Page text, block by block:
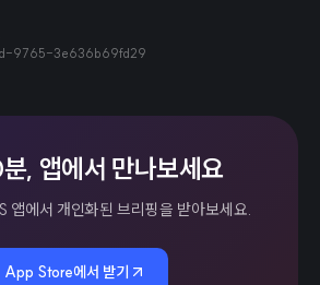
9765-3e636b69fd29
, 앱에서 만나보세요
앱에서 개인화된 브리핑을 받아보세요.
App Store에서 받기